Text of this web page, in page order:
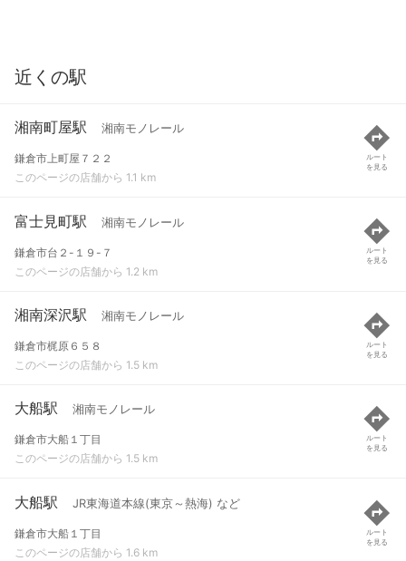
近くの駅
湘南町屋駅 湘南モノレール
鎌倉市上町屋７２２
このページの店舗から 1.1 km
ルート
を見る
富士見町駅 湘南モノレール
鎌倉市台２-１９-７
このページの店舗から 1.2 km
ルート
を見る
湘南深沢駅 湘南モノレール
鎌倉市梶原６５８
このページの店舗から 1.5 km
ルート
を見る
大船駅 湘南モノレール
鎌倉市大船１丁目
このページの店舗から 1.5 km
ルート
を見る
大船駅 JR東海道本線(東京～熱海) など
鎌倉市大船１丁目
このページの店舗から 1.6 km
ルート
を見る